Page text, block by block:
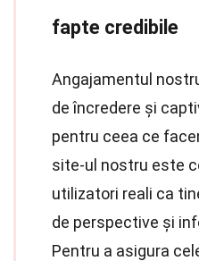
fapte credibile
Angajamentul
de încredere și
pentru ceea ce
site-ul nostru este
utilizatori reali ca
de perspective și
Pentru a asigura